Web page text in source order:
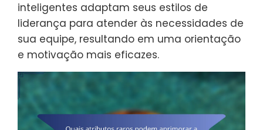
inteligentes adaptam seus estilos de
liderança para atender às necessidades de
sua equipe, resultando em uma orientação
e motivação mais eficazes.